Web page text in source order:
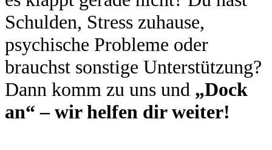
Schulden, Stress zuhause,
psychische Probleme oder
brauchst sonstige Unterstützung?
Dann komm zu uns und „Dock
an“ – wir helfen dir weiter!